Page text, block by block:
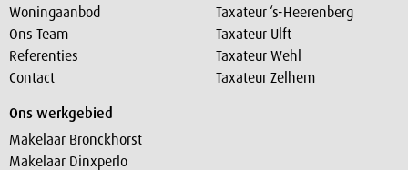
Woningaanbod
Ons Team
Referenties
Contact
Taxateur ‘s-Heerenberg
Taxateur Ulft
Taxateur Wehl
Taxateur Zelhem
Ons werkgebied
Makelaar Bronckhorst
Makelaar Dinxperlo